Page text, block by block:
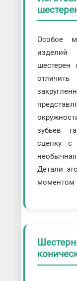
Особое
шестерен
зубьев
сцепку с
Детали
моментом